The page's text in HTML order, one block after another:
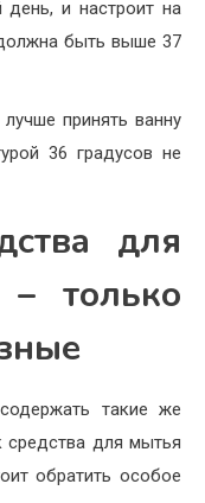
день, и настроит на
быть выше 37
принять ванну
36 градусов не
для
только
такие же
для мытья
обратить особое